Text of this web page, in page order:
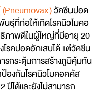
(Pneumovax)วัคซีนปอด
ธุ์ที่ก่อให้เกิดโรคนิวโมคอ
ธิภาพดีในผู้ใหญ่ที่มีอายุ 20
รคปอดอักเสบได้ แต่วัคซีน
รกระตุ้นการสร้างภูมิคุ้มกัน
องกันโรคนิวโมคอคคัส
ปีได้และยังไม่สามารถ